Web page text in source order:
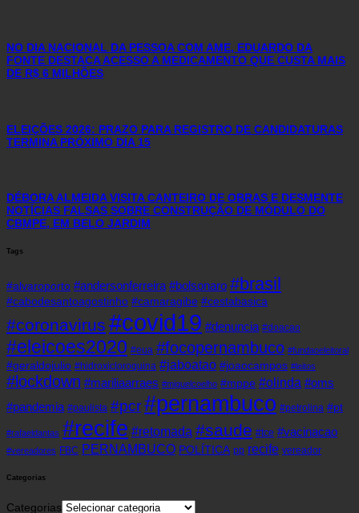
NO DIA NACIONAL DA PESSOA COM AME, EDUARDO DA
FONTE DESTACA ACESSO A MEDICAMENTO QUE CUSTA MAIS
DE R$ 6 MILHÕES
ELEIÇÕES 2026: PRAZO PARA REGISTRO DE CANDIDATURAS
TERMINA PRÓXIMO DIA 15
DÉBORA ALMEIDA VISITA CANTEIRO DE OBRAS E DESMENTE
NOTÍCIAS FALSAS SOBRE CONSTRUÇÃO DE MÓDULO DO
CBMPE, EM BELO JARDIM
Tags
#alvaroporto #andersonferreira #bolsonaro #brasil
#cabodesantoagostinho #camaragibe #cestabasica
#coronavirus #covid19 #denuncia #doacao
#eleicoes2020 #eua #focopernambuco #fundaoeleitoral
#geraldojulio #hidroxicloroquina #jaboatao #joaocampos #leitos
#lockdown #mariliaarraes #miguelcoelho #mppe #olinda #oms
#pandemia #paulista #pcr#pernambuco #petrolina #pt
#rafaeldantas #recife #retomada #saude #tce #vacinacao
#vereadores FBC PERNAMBUCO POLÍTICA pp recife vereador
Categorias
Categorias